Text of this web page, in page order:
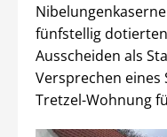
fünfstellig
Ausscheiden als
Versprechen
Tretzel-Wohnung